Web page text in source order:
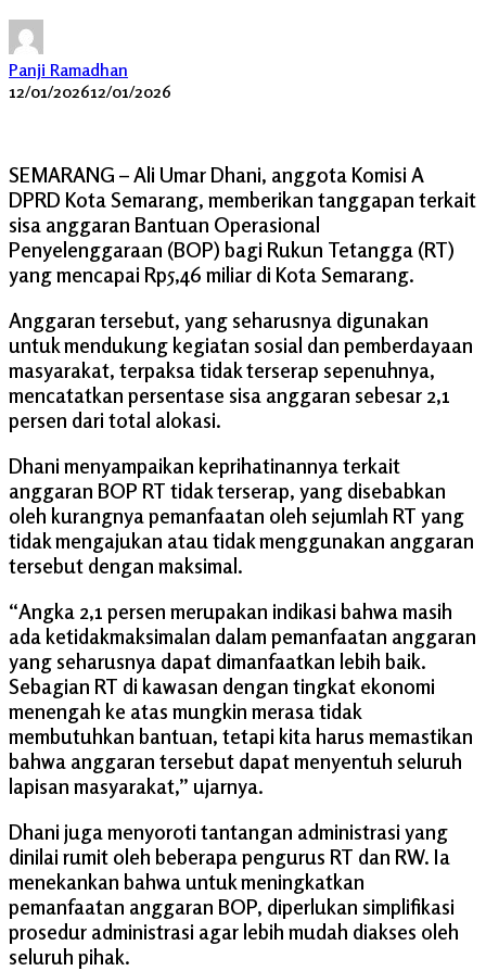
Panji Ramadhan
12/01/202612/01/2026
SEMARANG – Ali Umar Dhani, anggota Komisi A
DPRD Kota Semarang, memberikan tanggapan terkait
sisa anggaran Bantuan Operasional
Penyelenggaraan (BOP) bagi Rukun Tetangga (RT)
yang mencapai Rp5,46 miliar di Kota Semarang.
Anggaran tersebut, yang seharusnya digunakan
untuk mendukung kegiatan sosial dan pemberdayaan
masyarakat, terpaksa tidak terserap sepenuhnya,
mencatatkan persentase sisa anggaran sebesar 2,1
persen dari total alokasi.
Dhani menyampaikan keprihatinannya terkait
anggaran BOP RT tidak terserap, yang disebabkan
oleh kurangnya pemanfaatan oleh sejumlah RT yang
tidak mengajukan atau tidak menggunakan anggaran
tersebut dengan maksimal.
“Angka 2,1 persen merupakan indikasi bahwa masih
ada ketidakmaksimalan dalam pemanfaatan anggaran
yang seharusnya dapat dimanfaatkan lebih baik.
Sebagian RT di kawasan dengan tingkat ekonomi
menengah ke atas mungkin merasa tidak
membutuhkan bantuan, tetapi kita harus memastikan
bahwa anggaran tersebut dapat menyentuh seluruh
lapisan masyarakat,” ujarnya.
Dhani juga menyoroti tantangan administrasi yang
dinilai rumit oleh beberapa pengurus RT dan RW. Ia
menekankan bahwa untuk meningkatkan
pemanfaatan anggaran BOP, diperlukan simplifikasi
prosedur administrasi agar lebih mudah diakses oleh
seluruh pihak.